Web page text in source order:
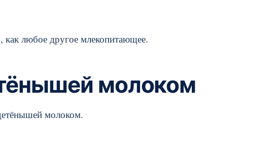
как любое другое млекопитающее.
молоком
молоком.